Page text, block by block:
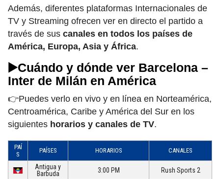
Además, diferentes plataformas Internacionales de
TV y Streaming ofrecen ver en directo el partido a
través de sus canales en todos los países de
América, Europa, Asia y África.
▶️Cuándo y dónde ver Barcelona –
Inter de Milán en América
👉Puedes verlo en vivo y en línea en Norteamérica,
Centroamérica, Caribe y América del Sur en los
siguientes horarios y canales de TV.
PAÍ
S
PAÍSES HORARIOS CANALES
Antigua y
Barbuda
3:00 PM
Rush Sports 2